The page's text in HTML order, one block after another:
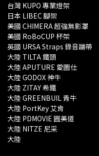
台灣 KUPO 專業燈架
日本 LIBEC 腳架
美國 CHIMERA 超強無影罩
美國 RoBoCUP 杯架
英國 URSA Straps 錄音蹦帶
大陸 TILTA 鐵頭
大陸 APUTURE 愛圖仕
大陸 GODOX 神牛
大陸 ZITAY 希鐵
大陸 GREENBUIL 青牛
大陸 PortKey 艾肯
大陸 PDMOVIE 圓美道
大陸 NITZE 尼采
大陸